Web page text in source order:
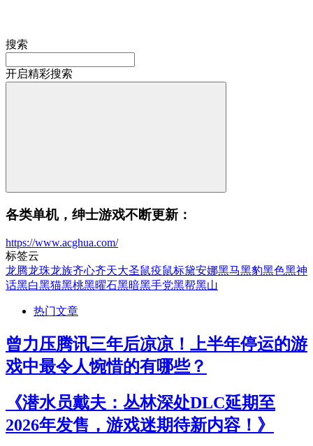
搜索
开启精彩搜索
各类单机，绅士游戏不断更新：
https://www.acghua.com/
标签云
龙腾龙珠龙族齐心齐天大圣鼠疫鼠标黛安娜黑马黑豹黑色黑神
话黑白黑猫黑桃黑曜石黑暗黑手党黑帮黑山
热门文章
曾力压腾讯三年后凉凉！上半年停运的游
戏中最令人惋惜的有哪些？
《潜水员戴夫：丛林深处DLC延期至
2026年发售，游戏迷期待新内容！》